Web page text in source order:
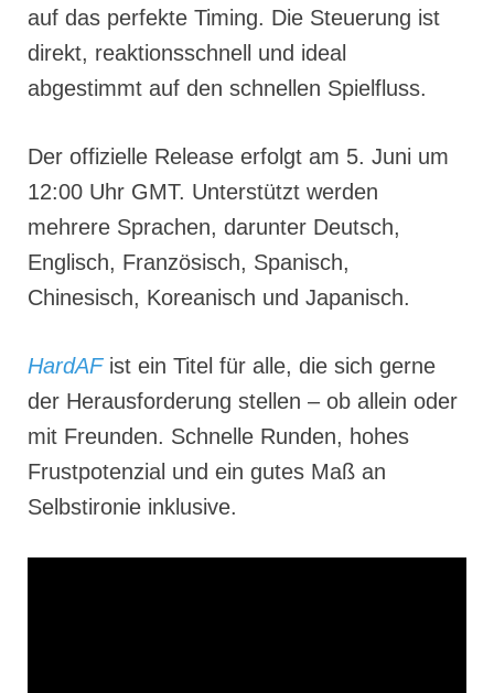
auf das perfekte Timing. Die Steuerung ist
direkt, reaktionsschnell und ideal
abgestimmt auf den schnellen Spielfluss.
Der offizielle Release erfolgt am 5. Juni um
12:00 Uhr GMT. Unterstützt werden
mehrere Sprachen, darunter Deutsch,
Englisch, Französisch, Spanisch,
Chinesisch, Koreanisch und Japanisch.
HardAFist ein Titel für alle, die sich gerne
der Herausforderung stellen – ob allein oder
mit Freunden. Schnelle Runden, hohes
Frustpotenzial und ein gutes Maß an
Selbstironie inklusive.